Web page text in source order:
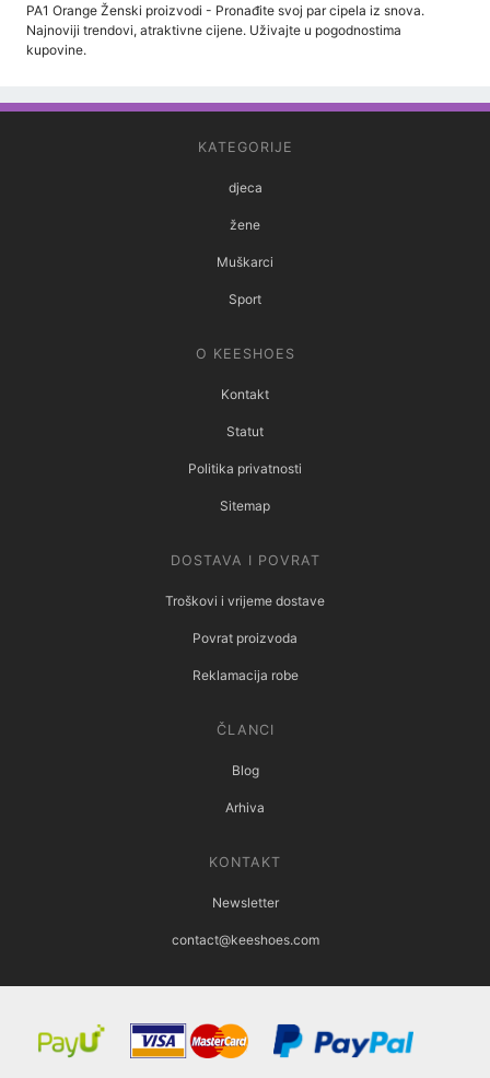
PA1 Orange Ženski proizvodi - Pronađite svoj par cipela iz snova.
Najnoviji trendovi, atraktivne cijene. Uživajte u pogodnostima
kupovine.
KATEGORIJE
djeca
žene
Muškarci
Sport
O KEESHOES
Kontakt
Statut
Politika privatnosti
Sitemap
DOSTAVA I POVRAT
Troškovi i vrijeme dostave
Povrat proizvoda
Reklamacija robe
ČLANCI
Blog
Arhiva
KONTAKT
Newsletter
contact@keeshoes.com